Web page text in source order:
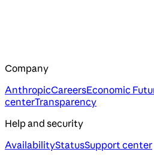
Company
AnthropicCareersEconomic
centerTransparency
Help and security
AvailabilityStatusSupport center